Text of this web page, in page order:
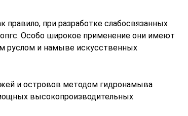
при разработке слабосвязанных
опгс. Особо широкое применение они имеют
руслом и намыве искусственных
и островов методом гидронамыва
высокопроизводительных